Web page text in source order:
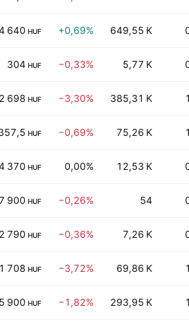
640 HUF +0,69% 649,55 K
304 HUF −0,33% 5,77 K
2 698 HUF −3,30% 385,31 K
HUF −0,69% 75,26 K
370 HUF 0,00% 12,53 K
900 HUF −0,26% 54
2 790 HUF −0,36% 7,26 K
1 708 HUF −3,72% 69,86 K
900 HUF −1,82% 293,95 K